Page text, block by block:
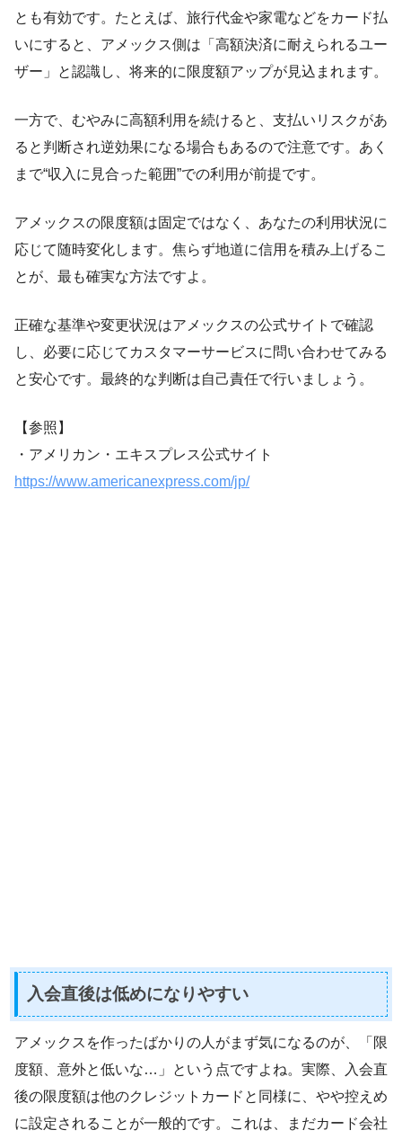
とも有効です。たとえば、旅行代金や家電などをカード払
いにすると、アメックス側は「高額決済に耐えられるユー
ザー」と認識し、将来的に限度額アップが見込まれます。
一方で、むやみに高額利用を続けると、支払いリスクがあ
ると判断され逆効果になる場合もあるので注意です。あく
まで“収入に見合った範囲”での利用が前提です。
アメックスの限度額は固定ではなく、あなたの利用状況に
応じて随時変化します。焦らず地道に信用を積み上げるこ
とが、最も確実な方法ですよ。
正確な基準や変更状況はアメックスの公式サイトで確認
し、必要に応じてカスタマーサービスに問い合わせてみる
と安心です。最終的な判断は自己責任で行いましょう。
【参照】
・アメリカン・エキスプレス公式サイト
https://www.americanexpress.com/jp/
入会直後は低めになりやすい
アメックスを作ったばかりの人がまず気になるのが、「限
度額、意外と低いな…」という点ですよね。実際、入会直
後の限度額は他のクレジットカードと同様に、やや控えめ
に設定されることが一般的です。これは、まだカード会社